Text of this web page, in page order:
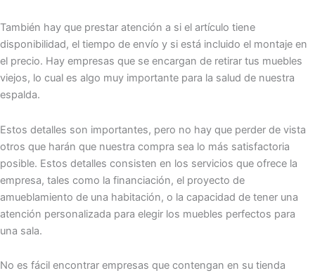
También hay que prestar atención a si el artículo tiene
disponibilidad, el tiempo de envío y si está incluido el montaje en
el precio. Hay empresas que se encargan de retirar tus muebles
viejos, lo cual es algo muy importante para la salud de nuestra
espalda.
Estos detalles son importantes, pero no hay que perder de vista
otros que harán que nuestra compra sea lo más satisfactoria
posible. Estos detalles consisten en los servicios que ofrece la
empresa, tales como la financiación, el proyecto de
amueblamiento de una habitación, o la capacidad de tener una
atención personalizada para elegir los muebles perfectos para
una sala.
No es fácil encontrar empresas que contengan en su tienda